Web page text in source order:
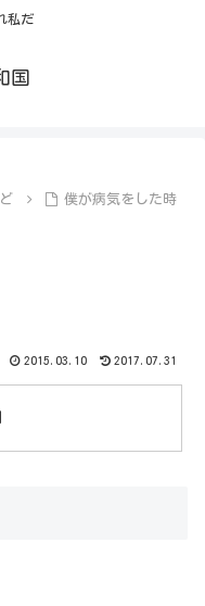
私だ
国
僕が病気をした時
2015.03.10 2017.07.31